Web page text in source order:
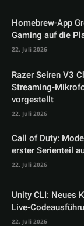
Homebrew-App
Gaming auf die
22. Juli 2026
Razer Seiren V3
Streaming-
vorgestellt
22. Juli 2026
Call of Duty:
erster Serienteil
22. Juli 2026
Unity CLI: Neues
Live-
22. Juli 2026